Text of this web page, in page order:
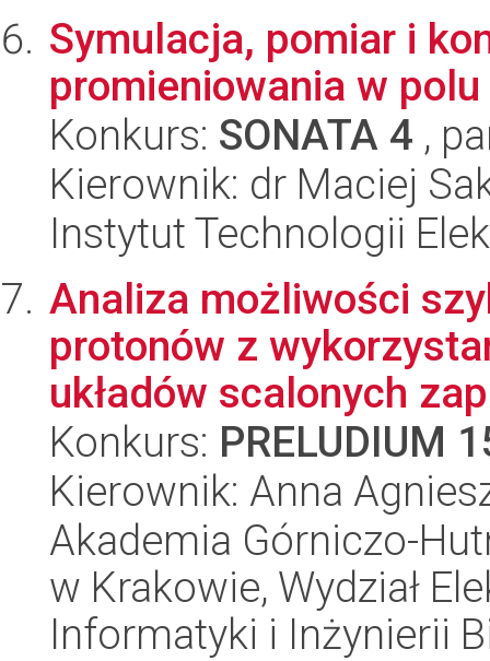
Symulacja, pomiar i
promieniowania w
Konkurs: SONATA 4 ,
Kierownik: dr Maciej
Instytut Technologii
Analiza możliwości
protonów z
układów scalonych
Konkurs: PRELUDIUM
Kierownik: Anna
Akademia Górniczo-
w Krakowie, Wydział
Informatyki i Inżynierii